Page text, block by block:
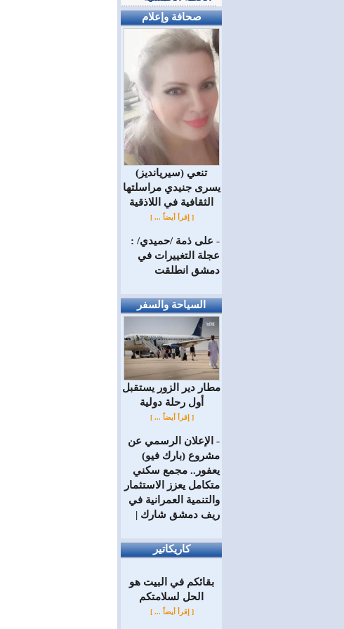
صحافة وإعلام
(سيريانديز) تنعي
يسرى جنيدي مراسلتها
الثقافية في اللاذقية
[ إقرأ أيضاً ... ]
= على ذمة /حميدي/ :
عجلة التغييرات في
دمشق انطلقت
السياحة والسفر
مطار دير الزور يستقبل
أول رحلة دولية
[ إقرأ أيضاً ... ]
=
الإعلان الرسمي عن
مشروع (بارك فيو)
يعفور.. مجمع سكني
متكامل يعزز الاستثمار
والتنمية العمرانية في
ريف دمشق شارك |
كاريكاتير
بقائكم في البيت هو
الحل لسلامتكم
[ إقرأ أيضاً ... ]